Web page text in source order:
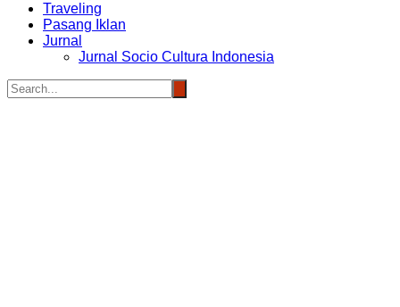
Traveling
Pasang Iklan
Jurnal
Jurnal Socio Cultura Indonesia